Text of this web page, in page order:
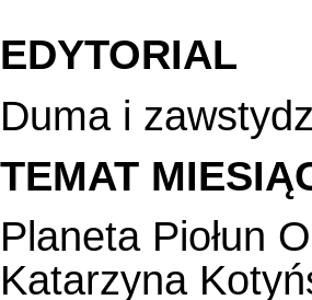
EDYTORIAL
Duma i
TEMAT
Planeta Piołun
Katarzyna